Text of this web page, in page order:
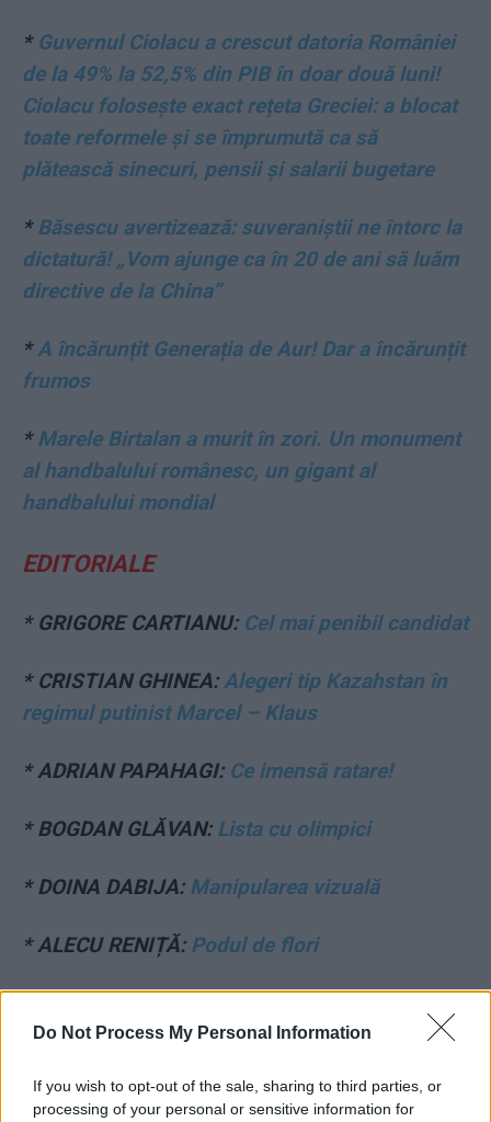
Do Not Process My Personal Information
If you wish to opt-out of the sale, sharing to third parties, or
processing of your personal or sensitive information for
* Guvernul Ciolacu a crescut datoria României
de la 49% la 52,5% din PIB în doar două luni!
Ciolacu folosește exact rețeta Greciei: a blocat
toate reformele și se împrumută ca să
plătească sinecuri, pensii și salarii bugetare
*Băsescu avertizează: suveraniștii ne întorc la
dictatură! „Vom ajunge ca în 20 de ani să luăm
directive de la China”
*A încărunțit Generația de Aur! Dar a încărunțit
frumos
*Marele Birtalan a murit în zori. Un monument
al handbalului românesc, un gigant al
handbalului mondial
EDITORIALE
* GRIGORE CARTIANU: Cel mai penibil candidat
* CRISTIAN GHINEA:Alegeri tip Kazahstan în
regimul putinist Marcel – Klaus
* ADRIAN PAPAHAGI: Ce imensă ratare!
* BOGDAN GLĂVAN: Lista cu olimpici
* DOINA DABIJA: Manipularea vizuală
* ALECU RENIȚĂ: Podul de flori
- Advertisement -